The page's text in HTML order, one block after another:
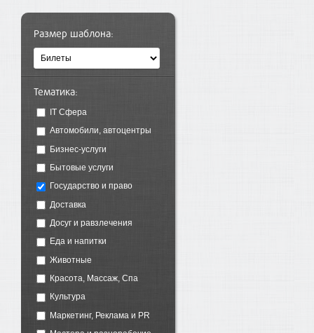
Размер шаблона:
Тематика:
IT Сфера
Автомобили, автоцентры
Бизнес-услуги
Бытовые услуги
Государство и право
Доставка
Досуг и равзлечения
Еда и напитки
Животные
Красота, Массаж, Спа
Культура
Маркетинг, Реклама и PR